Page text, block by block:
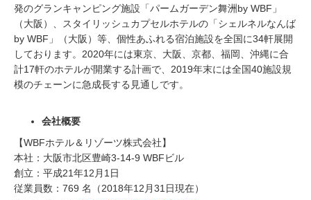
発のグランキャンピング施設「パームガーデン舞洲by WBF」
（大阪）、スタイリッシュカプセルホテルの「シェルネルなんば
by WBF」（大阪）等、個性あふれる宿泊施設を全国に34軒展開
しております。2020年には東京、大阪、京都、福岡、沖縄に合
計17軒のホテルが開業する計画で、2019年末には全国40施設規
模のチェーンに急成長する見通しです。
会社概要
【WBFホテル＆リゾーツ株式会社】
本社：大阪市北区豊崎3-14-9 WBFビル
創立：平成21年12月1日
従業員数：769 名（2018年12月31日現在）